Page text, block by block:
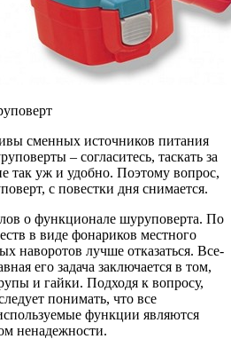
сменных источников питания
– согласитесь, таскать за
так уж и удобно. Поэтому вопрос,
с повестки дня снимается.
о функционале шуруповерта. По
в виде фонариков местного
наворотов лучше отказаться. Все-
его задача заключается в том,
и гайки. Подходя к вопросу,
понимать, что все
функции являются
ненадежности.